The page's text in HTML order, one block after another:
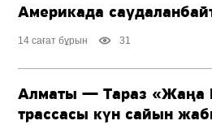
Америкада
14 сағат бұрын 31
Алматы — Тараз «Жаңа
трассасы күн сайын